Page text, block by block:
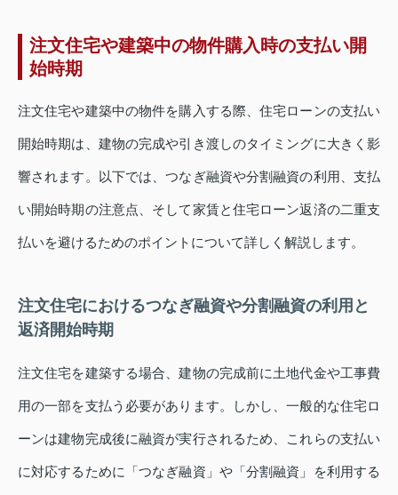
注文住宅や建築中の物件購入時の支払い開
始時期
注文住宅や建築中の物件を購入する際、住宅ローンの支払い
開始時期は、建物の完成や引き渡しのタイミングに大きく影
響されます。以下では、つなぎ融資や分割融資の利用、支払
い開始時期の注意点、そして家賃と住宅ローン返済の二重支
払いを避けるためのポイントについて詳しく解説します。
注文住宅におけるつなぎ融資や分割融資の利用と
返済開始時期
注文住宅を建築する場合、建物の完成前に土地代金や工事費
用の一部を支払う必要があります。しかし、一般的な住宅ロ
ーンは建物完成後に融資が実行されるため、これらの支払い
に対応するために「つなぎ融資」や「分割融資」を利用する